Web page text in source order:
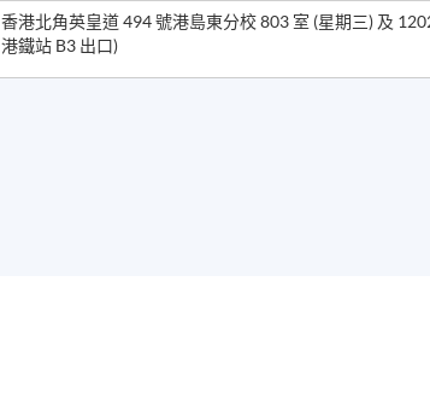
香港北角英皇道 494 號港島東分校 803 室 (星期三) 及
港鐵站 B3 出口)